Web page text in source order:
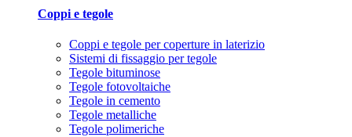
Coppi e tegole
Coppi e tegole per coperture in laterizio
Sistemi di fissaggio per tegole
Tegole bituminose
Tegole fotovoltaiche
Tegole in cemento
Tegole metalliche
Tegole polimeriche